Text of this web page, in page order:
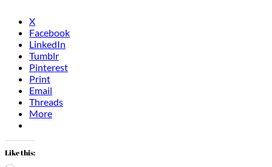
X
Facebook
LinkedIn
Tumblr
Pinterest
Print
Email
Threads
More
Like this: